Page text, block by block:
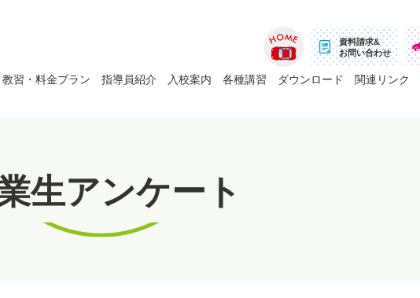
ホーム
資料請求&
お問い合わせ
教習・料金プラン 指導員紹介 入校案内 各種講習 ダウンロード 関連リンク
生アンケート